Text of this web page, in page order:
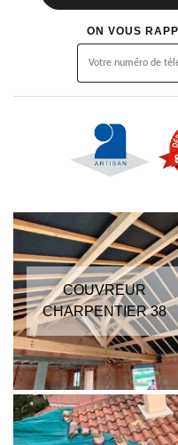
ON VOUS
COUVREUR
CHARPENTIER 38